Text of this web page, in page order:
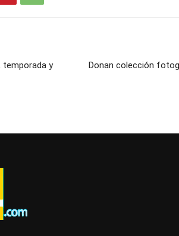
temporada y
Donan colección